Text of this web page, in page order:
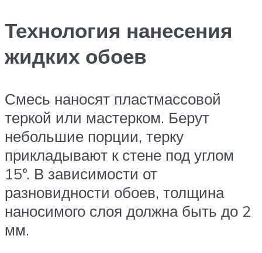
Технология нанесения
жидких обоев
Смесь наносят пластмассовой
теркой или мастерком. Берут
небольшие порции, терку
прикладывают к стене под углом
15°. В зависимости от
разновидности обоев, толщина
наносимого слоя должна быть до 2
мм.